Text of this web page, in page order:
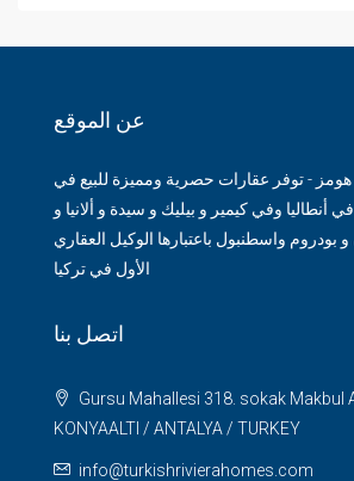
عن الموقع
هومز - توفر عقارات حصرية ومميزة للبيع في
أنطاليا وفي كيمير و بيليك و سيدة و ألانيا و
بودروم واسطنبول باعتبارها الوكيل العقاري
الأول في تركيا
اتصل بنا
Gursu Mahallesi 318. sokak Makbul
KONYAALTI / ANTALYA / TURKEY
info@turkishrivierahomes.com